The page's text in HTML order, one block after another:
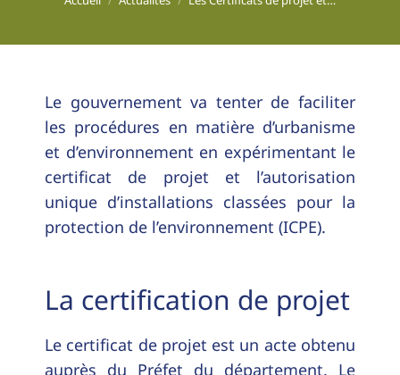
Le gouvernement va tenter de faciliter
les procédures en matière d’urbanisme
et d’environnement en expérimentant le
certificat de projet et l’autorisation
unique d’installations classées pour la
protection de l’environnement (ICPE).
La certification de projet
Le certificat de projet est un acte obtenu
auprès du Préfet du département. Le